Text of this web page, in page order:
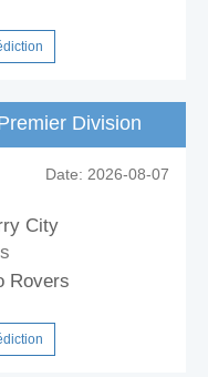
Division
Date: 2026-08-07
City
Rovers